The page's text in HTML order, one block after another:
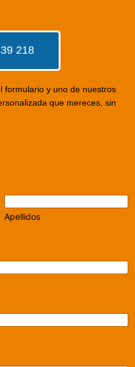
218
formulario y uno de nuestros
que mereces, sin
Apellidos